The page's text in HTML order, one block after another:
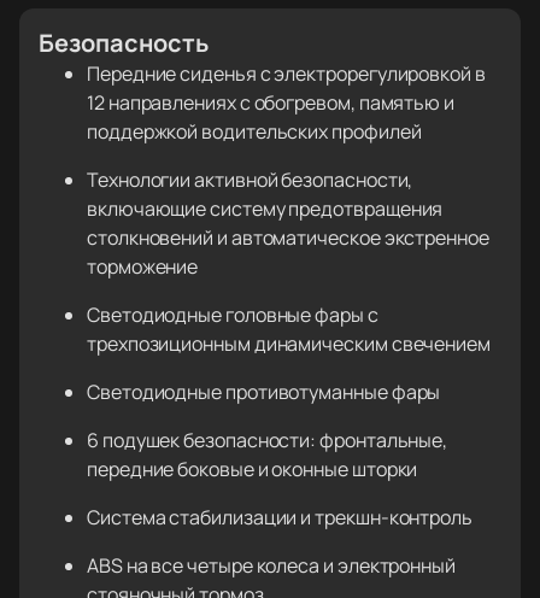
Безопасность
Передние сиденья с электрорегулировкой в
12 направлениях с обогревом, памятью и
поддержкой водительских профилей
Технологии активной безопасности,
включающие систему предотвращения
столкновений и автоматическое экстренное
торможение
Светодиодные головные фары с
трехпозиционным динамическим свечением
Светодиодные противотуманные фары
6 подушек безопасности: фронтальные,
передние боковые и оконные шторки
Система стабилизации и трекшн-контроль
ABS на все четыре колеса и электронный